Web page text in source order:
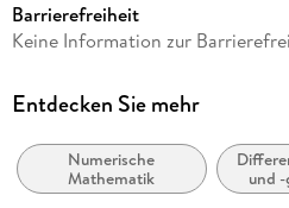
Autor/Autorin
Verlag/Hersteller
Abbildungen
XV, 632 p. 114 illus., 66 illus. in
Barrierefreiheit
Keine Information zur
Entdecken Sie mehr
Numerische
Mathematik
und